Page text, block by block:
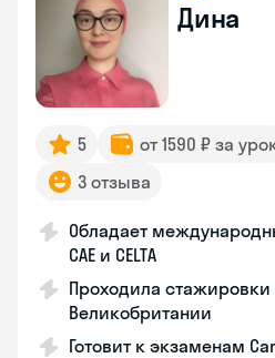
Дина
5 от 1590 ₽ за
3 отзыва
Обладает
CAE и CELTA
Проходила
Великобритании
Готовит к экзаменам